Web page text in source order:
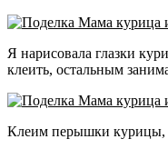
Я нарисовала глазки
клеить, остальным
Клеим перышки курицы,